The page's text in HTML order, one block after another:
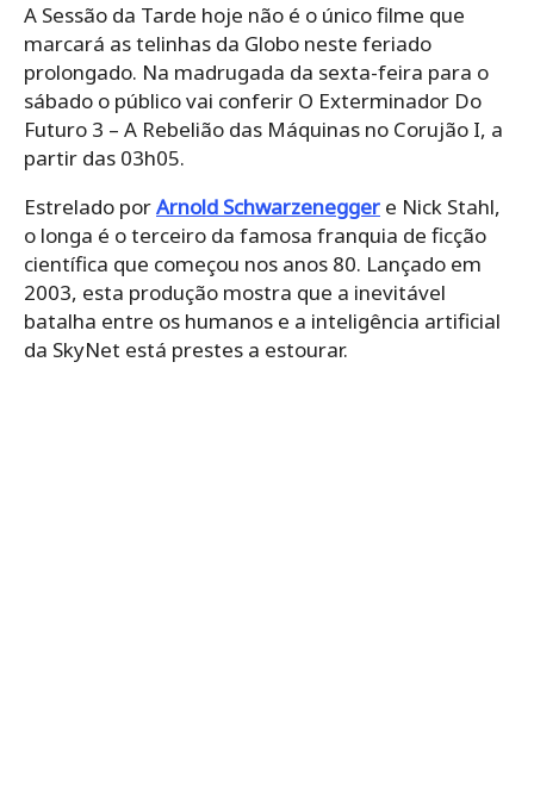
A Sessão da Tarde hoje não é o único filme que
marcará as telinhas da Globo neste feriado
prolongado. Na madrugada da sexta-feira para o
sábado o público vai conferir O Exterminador Do
Futuro 3 – A Rebelião das Máquinas no Corujão I, a
partir das 03h05.
Estrelado porArnold Schwarzenegger e Nick Stahl,
o longa é o terceiro da famosa franquia de ficção
científica que começou nos anos 80. Lançado em
2003, esta produção mostra que a inevitável
batalha entre os humanos e a inteligência artificial
da SkyNet está prestes a estourar.